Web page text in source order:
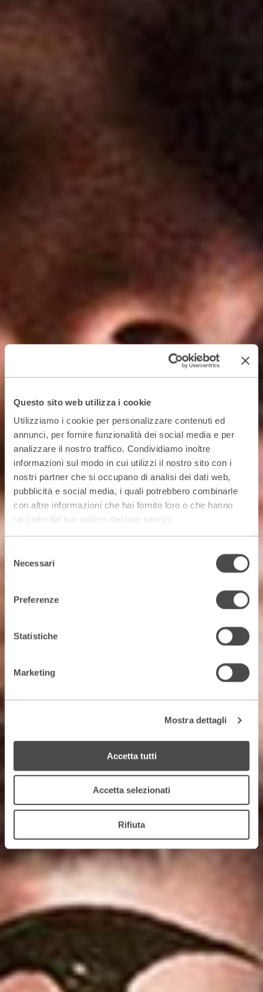
Questo sito web utilizza i cookie
Utilizziamo i cookie per personalizzare contenuti ed
annunci, per fornire funzionalità dei social media e per
analizzare il nostro traffico. Condividiamo inoltre
informazioni sul modo in cui utilizzi il nostro sito con i
nostri partner che si occupano di analisi dei dati web,
pubblicità e social media, i quali potrebbero combinarle
con altre informazioni che hai fornito loro o che hanno
raccolto dal tuo utilizzo dei loro servizi.
delNecessari
Preferenze
Statistiche
Marketing
Mostra dettagli
Accetta tutti
Accetta selezionati
Rifiuta